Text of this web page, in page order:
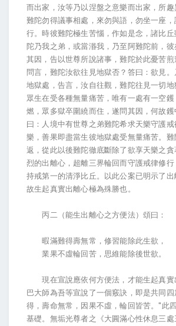
而出家，汝等乃以涅盤之意樂而出家，所
難陀勿得議事相處，來勿與語，勿坐一座
行。時彼難陀極生苦惱，作如是念，諸比
陀乃我之弟，或當湣我，乃至阿難陀前，
其因，告以世尊所說諸事，難陀於此憂苦
問言，難陀汝欲往見地獄否？答曰：欲見
地獄處，告言，汝自往觀，難陀往見一切
眾生在受各種無量痛苦，唯有一處有一空
燃，眾多獄卒圍繞而住，遂問其因，何故
曰：人境中有世尊之弟難陀希求天樂守護
樂，善果即盡當生彼地獄處受無量痛苦。
返，從此以後難陀徹底斷除了欲享天樂之
烈的出離心，超離三界輪回而守護戒律修行
持戒第一的清淨比丘。以此公案已明示了
故生起真實出離心極為殊勝也。
丙二（能生出離心之方便法）頌曰：
暇滿難得壽無常，修習能除此生欲，
業果不虛輪回苦，思維能除後世欲。
現在宣說應依何方便法，才能生起真實
巴大師為吾等宣說了一個竅訣，即是共同
得，壽命無常，因果不虛，輪回皆苦。"此
基礎。無垢光尊者之《大圓滿心性休息三